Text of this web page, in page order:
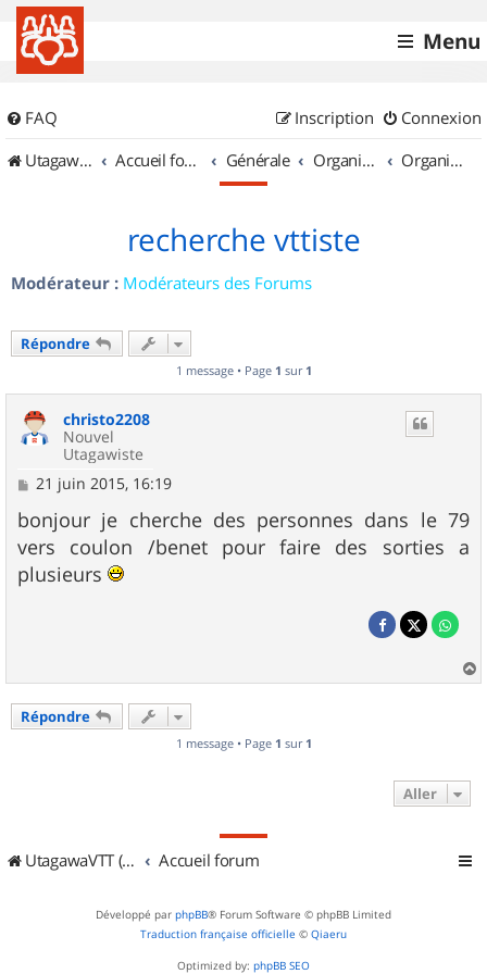
Menu
FAQ Connexion
Inscription
UtagawaVTT (Randos VTT et VTTAE avec traces GPS)
Accueil forum Générale Organisation de sorties & Recherche de partenaires Organisation de sorties en région Poitou Charentes
recherche vttiste
Modérateur : Modérateurs des Forums
Répondre
1 message • Page 1 sur 1
christo2208
Nouvel
Utagawiste
M
s
s
a
g
e
21 juin 2015, 16:19
bonjour je cherche des personnes dans le 79
vers coulon /benet pour faire des sorties a
plusieurs
a
Répondre
1 message • Page 1 sur 1
Aller
UtagawaVTT (Randos VTT et VTTAE avec traces GPS) Accueil forum
Développé par phpBB® Forum Software © phpBB Limited
Traduction française officielle © Qiaeru
Optimized by: phpBB SEO